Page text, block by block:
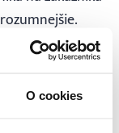
O cookies
slov je
za určitých
vždy v praxi